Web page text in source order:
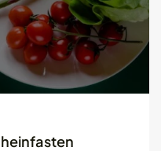
im...
Zukunft des